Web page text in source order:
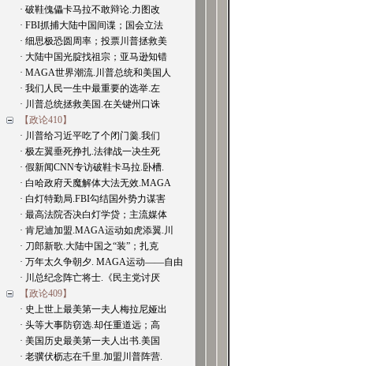
· 破鞋傀儡卡马拉不敢辩论.力图改
· FBI抓捕大陆中国间谍；国会立法
· 细思极恐圆周率；投票川普拯救美
· 大陆中国光腚找祖宗；亚马逊知错
· MAGA世界潮流.川普总统和美国人
· 我们人民一生中最重要的选举.左
· 川普总统拯救美国.在关键州口诛
【政论410】
· 川普给习近平吃了个闭门羹.我们
· 极左翼垂死挣扎.法律战一决生死
· 假新闻CNN专访破鞋卡马拉.卧槽.
· 白哈政府天魔解体大法无效.MAGA
· 白灯特勤局.FBI勾结国外势力谋害
· 最高法院否决白灯学贷；主流媒体
· 肯尼迪加盟.MAGA运动如虎添翼.川
· 刀郎新歌.大陆中国之“装”；扎克
· 万年太久争朝夕. MAGA运动——自由
· 川总纪念阵亡将士.《民主党讨厌
【政论409】
· 史上世上最美第一夫人梅拉尼娅出
· 头等大事防窃选.却任重道远；高
· 美国历史最美第一夫人出书.美国
· 老骥伏枥志在千里.加盟川普阵营.